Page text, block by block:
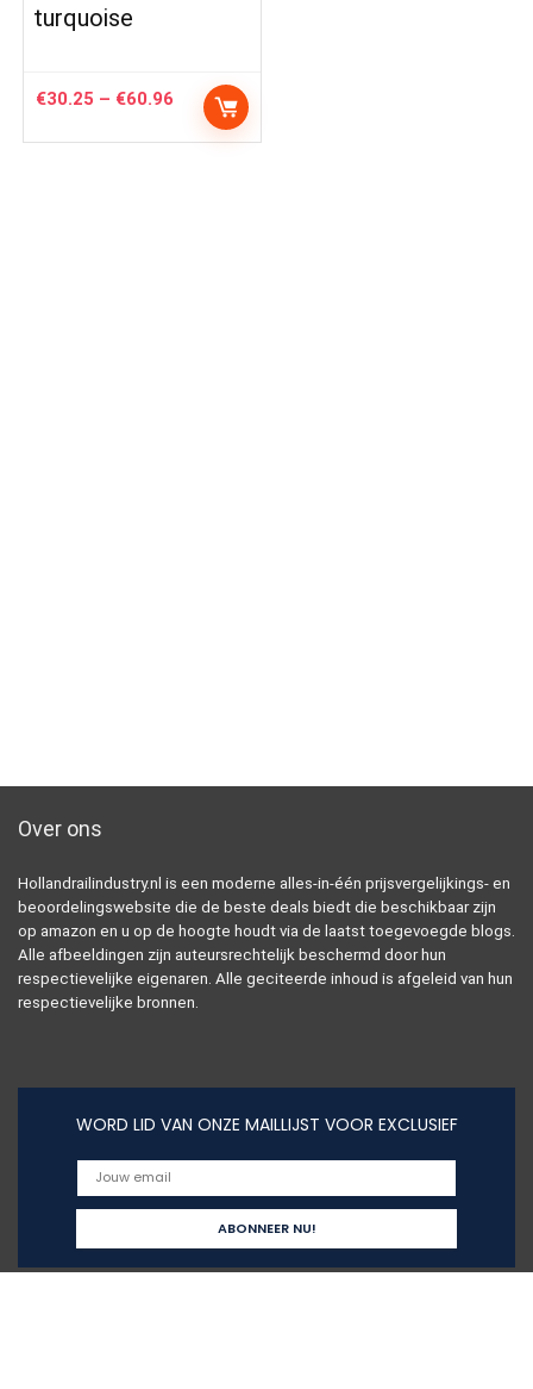
turquoise
€30.25 – €60.96 Price
range:
€30.25
Over ons
Hollandrailindustry.nl is een moderne alles-in-één prijsvergelijkings- en
beoordelingswebsite die de beste deals biedt die beschikbaar zijn
op amazon en u op de hoogte houdt via de laatst toegevoegde blogs.
Alle afbeeldingen zijn auteursrechtelijk beschermd door hun
respectievelijke eigenaren. Alle geciteerde inhoud is afgeleid van hun
respectievelijke bronnen.
WORD LID VAN ONZE MAILLIJST VOOR EXCLUSIEF